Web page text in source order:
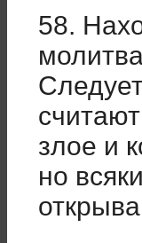
58.
злое и
но